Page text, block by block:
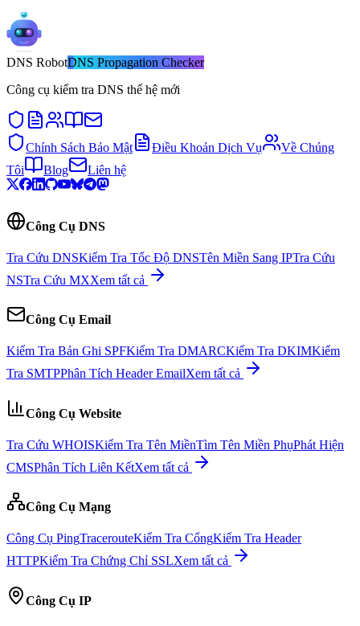
DNS RobotDNS Propagation Checker
Công cụ kiểm tra DNS thế hệ mới
Chính Sách Bảo Mật Điều Khoản Dịch Vụ
Về Chúng
Tôi
Blog Liên hệ
Công Cụ DNS
Tra Cứu DNSKiểm Tra Tốc Độ DNSTên Miền Sang IPTra Cứu
NSTra Cứu MXXem tất cả
Công Cụ Email
Kiểm Tra Bản Ghi SPFKiểm Tra DMARCKiểm Tra DKIMKiểm
Tra SMTPPhân Tích Header EmailXem tất cả
Công Cụ Website
Tra Cứu WHOISKiểm Tra Tên MiềnTìm Tên Miền PhụPhát Hiện
CMSPhân Tích Liên KếtXem tất cả
Công Cụ Mạng
Công Cụ PingTracerouteKiểm Tra CổngKiểm Tra Header
HTTPKiểm Tra Chứng Chỉ SSLXem tất cả
Công Cụ IP